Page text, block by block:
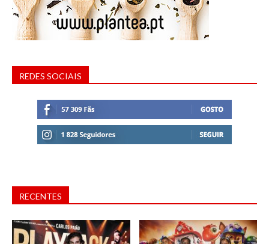
REDES SOCIAIS
RECENTES